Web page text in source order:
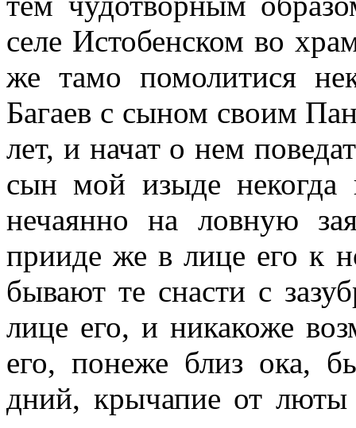
селе Истобенском во
же тамо помолитися
Багаев с сыном своим
лет, и начат о нем
сын мой изыде
нечаянно на ловную
прииде же в лице его к
бывают те снасти с
лице его, и никакоже
его, понеже близ ока,
дний, крычапие от люты